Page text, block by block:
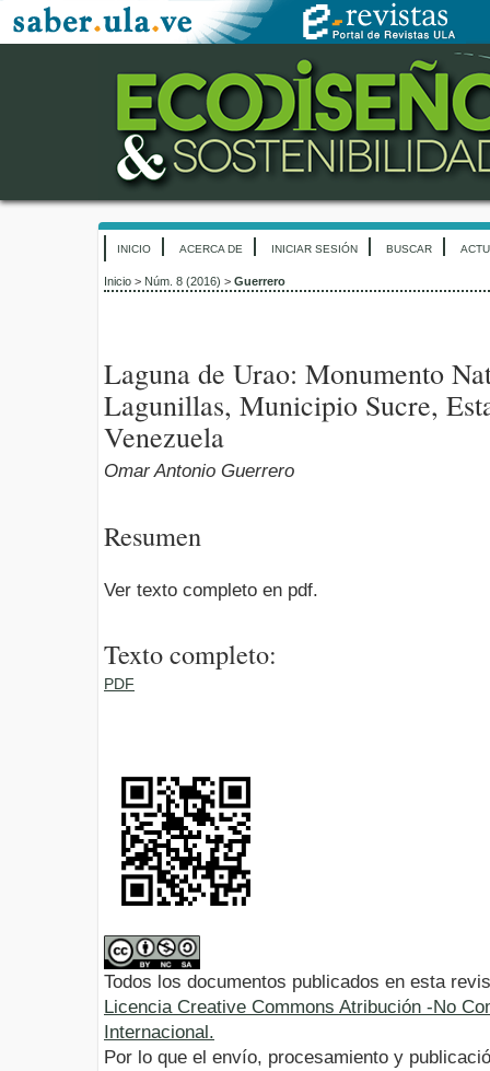
INICIO ACERCA DE INICIAR SESIÓN BUSCAR
Inicio > Núm. 8 (2016) > Guerrero
Laguna de Urao: Monumento
Lagunillas, Municipio Sucre,
Venezuela
Omar Antonio Guerrero
Resumen
Ver texto completo en pdf.
Texto completo:
PDF
Todos los documentos publicados en esta
Licencia Creative Commons Atribución -No
Internacional.
Por lo que el envío, procesamiento y